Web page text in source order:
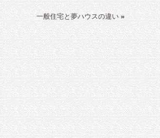
一般住宅と夢ハウスの違い»